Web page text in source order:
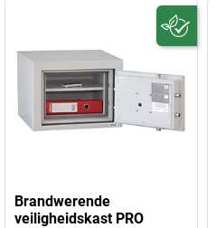
Brandwerende
veiligheidskast PRO